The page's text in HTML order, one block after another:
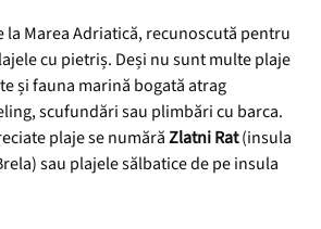
la Marea Adriatică, recunoscută pentru
cu pietriș. Deși nu sunt multe plaje
și fauna marină bogată atrag
scufundări sau plimbări cu barca.
plaje se numărăZlatni Rat(insula
sau plajele sălbatice de pe insula